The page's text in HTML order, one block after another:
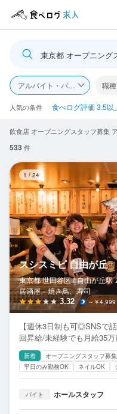
ログイ
食べログ求人TOP
求人検索
閲覧履歴
気になる求人
検索履歴・保存した条件
応募履歴
WEB履歴書
スカウト・メルマガ受信設
ヘルプ・お問い合わせフォーム
食べログ求人PRESS
東京都 オープニング
アルバイト・パート 職種
人気の条件 食べログ評価 3.5以
飲食店 オープニングスタッフ募集
533 件
1 / 24
スシスミビ 自由が丘
東京都 世田谷区 / 自由が丘駅
居酒屋、焼き鳥、寿司
3.32 ～￥4,999
【週休3日制も可◎SNSで
回昇給/未経験でも月給35万
新着 オープニングスタッフ募集
平日のみ勤務OK
ネイルOK
バイト ホールスタッフ